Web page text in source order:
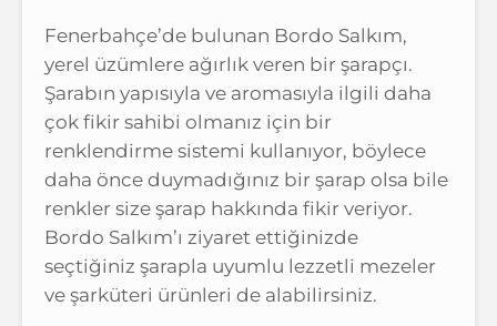
Fenerbahçe’de bulunan Bordo Salkım,
yerel üzümlere ağırlık veren bir şarapçı.
Şarabın yapısıyla ve aromasıyla ilgili daha
çok fikir sahibi olmanız için bir
renklendirme sistemi kullanıyor, böylece
daha önce duymadığınız bir şarap olsa bile
renkler size şarap hakkında fikir veriyor.
Bordo Salkım’ı ziyaret ettiğinizde
seçtiğiniz şarapla uyumlu lezzetli mezeler
ve şarküteri ürünleri de alabilirsiniz.